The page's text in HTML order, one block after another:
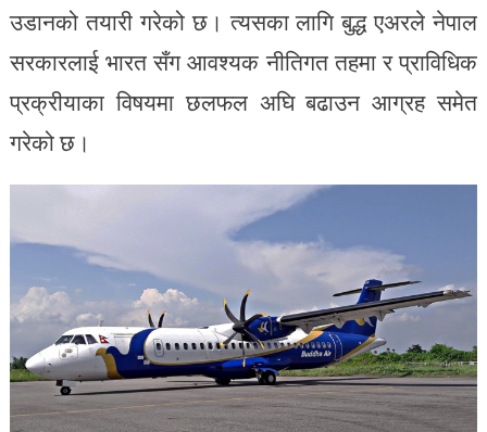
उडानको तयारी गरेको छ। त्यसका लागि बुद्ध एअरले नेपाल
सरकारलाई भारत सँग आवश्यक नीतिगत तहमा र प्राविधिक
प्रक्रीयाका विषयमा छलफल अघि बढाउन आग्रह समेत
गरेको छ।